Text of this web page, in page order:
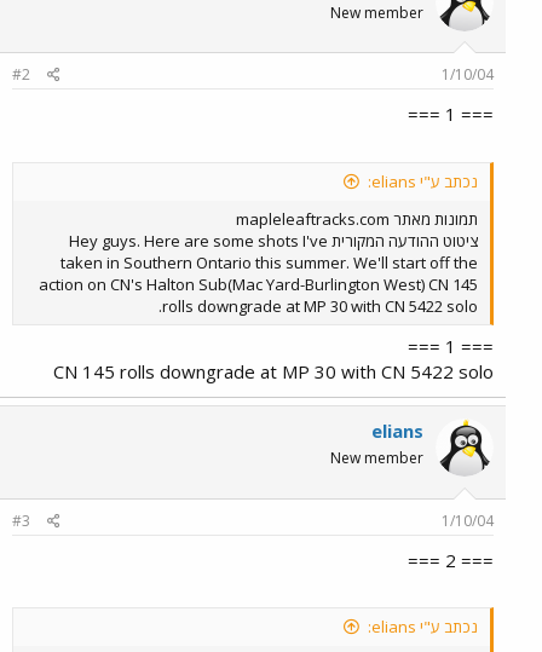
New member
1/10/04
#2
=== 1 ===
נכתב ע"י elians:
תמונות מאתר mapleleaftracks.com
ציטוט ההודעה המקורית Hey guys. Here are some shots I've
taken in Southern Ontario this summer. We'll start off the
action on CN's Halton Sub(Mac Yard-Burlington West) CN 145
rolls downgrade at MP 30 with CN 5422 solo.
=== 1 ===
CN 145 rolls downgrade at MP 30 with CN 5422 solo
elians
New member
1/10/04
#3
=== 2 ===
נכתב ע"י elians: